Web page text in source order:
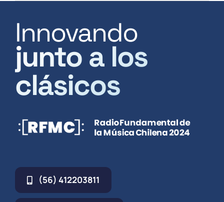
Innovando
junto a los
clásicos
(56) 412203811